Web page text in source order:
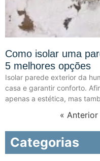
Como isolar uma
5 melhores opções
Isolar parede exterior da
casa e garantir conforto.
apenas a estética, mas
« Anterior
Categorias